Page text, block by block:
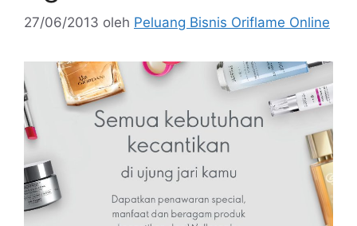
27/06/2013 oleh Peluang Bisnis Oriflame Online